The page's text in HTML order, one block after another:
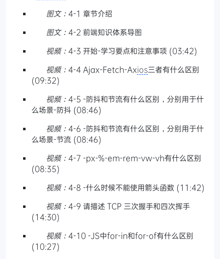
图文： 4-1 章节介绍
图文： 4-2 前端知识体系导图
视频： 4-3 开始-学习要点和注意事项 (03:42)
视频： 4-4 Ajax-Fetch-Axios三者有什么区别
(09:32)
视频： 4-5 -防抖和节流有什么区别，分别用于什
么场景-防抖 (08:46)
视频： 4-6 -防抖和节流有什么区别，分别用于什
么场景-节流 (08:46)
视频： 4-7 -px-%-em-rem-vw-vh有什么区别
(08:35)
视频： 4-8 -什么时候不能使用箭头函数 (11:42)
视频： 4-9 请描述 TCP 三次握手和四次挥手
(14:30)
视频： 4-10 -JS中for-in和for-of有什么区别
(10:27)